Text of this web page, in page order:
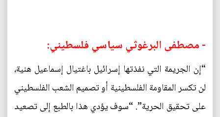
- مصطفى البرغوثي سياسي فلسطيني:
“إن الجريمة التي نفذتها إسرائيل باغتيال إسماعيل هنية،
لن تكسر المقاومة الفلسطينية أو تصميم الشعب الفلسطيني
على تحقيق الحرية”. “سوف يؤدي هذا بالطبع إلى تصعيد